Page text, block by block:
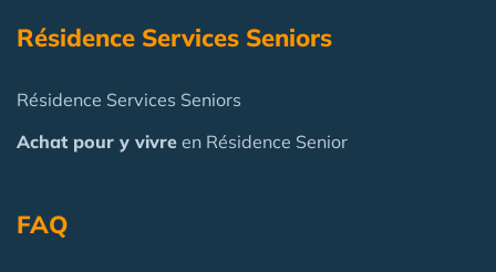
Résidence Services Seniors
Résidence Services Seniors
Achat pour y vivre en Résidence Senior
FAQ